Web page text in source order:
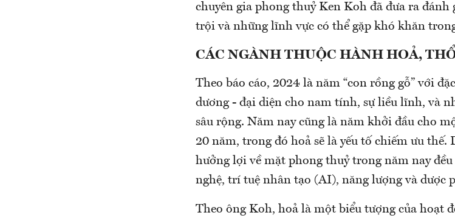
chuyên gia phong thuỷ Ken Koh đã đưa ra đánh
trội và những lĩnh vực có thể gặp khó khăn
CÁC NGÀNH THUỘC HÀNH HOẢ,
Theo báo cáo, 2024 là năm “con rồng gỗ” với
dương - đại diện cho nam tính, sự liều lĩnh, và
sâu rộng. Năm nay cũng là năm khởi đầu cho
20 năm, trong đó hoả sẽ là yếu tố chiếm ưu thế.
hưởng lợi về mặt phong thuỷ trong năm nay
nghệ, trí tuệ nhân tạo (AI), năng lượng và dược
Theo ông Koh, hoả là một biểu tượng của hoạt